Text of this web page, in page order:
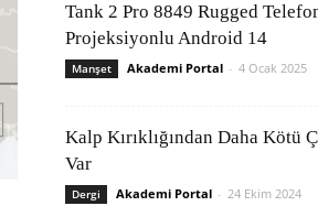
Tank 2 Pro 8849 Rugged
Projeksiyonlu Android 14
Manşet Akademi Portal - 4 Ocak 2025
Kalp Kırıklığından Daha Kötü
Var
Dergi Akademi Portal - 24 Ekim 2024